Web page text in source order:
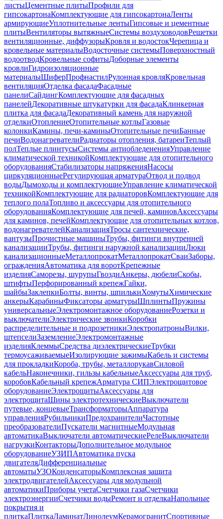
листыЦементные плитыПрофили для
гипсокартонаКомплектующие для гипсокартонаЛенты
армирующиеУплотнительные лентыГипсовые и цементные
плитыВентиляторы вытяжныеСистемы воздуховодовРешетки
вентиляционные, диффузорыКровля и водостокЧерепица и
кровельные материалыВодосточные системыПоверхностный
водоотводКровельные софитыДоборные элементы
кровлиГидроизоляционные
материалыШиферПрофнастилРулонная кровляКровельная
вентиляцияОтделка фасадаФасадные
панелиСайдингКомплектующие для фасадных
панелейДекоративные штукатурки для фасадаКлинкерная
плитка для фасадаДекоративный камень для наружной
отделкиОтоплениеОтопительные котлыГазовые
колонкиКамины, печи-каминыОтопительные печиБанные
печиВодонагревателиРадиаторы отопления, батареиТеплый
полТеплые плинтусыСистемы антиобледененияУправление
климатической техникойКомплектующие для отопительного
оборудованияСтабилизаторы напряженияНасосы
циркуляционныеРегулирующая арматураОтвод и подвод
водыДымоходы и комплектующиеУправление климатической
техникойКомплектующие для радиаторовКомплектующие для
теплого полаТопливо и аксессуары для отопительного
оборудованияКомплектующие для печей, каминовАксессуары
для каминов, печейКомплектующие для отопительных котлов,
водонагревателейКанализацияТросы сантехнические,
вантузыПрочистные машиныТрубы, фитинги внутренней
канализацииТрубы, фитинги наружной канализацииЛюки
канализационныеМеталлопрокатМеталлопрокатСваиЗаборы,
огражденияАвтоматика для воротКрепежные
изделияСаморезы, шурупыГвоздиАнкеры, дюбелиСкобы,
штифтыПерфорированный крепежГайки,
шайбыЗаклепкиБолты, винты, шпилькиХомутыХимические
анкерыКарабиныФиксаторы арматурыШплинтыПружины
универсальныеЭлектромонтажное оборудованиеРозетки и
выключателиЭлектрические звонкиКоробки
распределительные и подрозетникиЭлектропатроныВилки,
штепселиЗаземлениеЭлектромонтажные
изделияКлеммыСредства диэлектрическиеТрубки
термоусаживаемыеИзолирующие зажимыКабель и системы
для прокладкиКороба, трубы, металлорукавСиловой
кабельНаконечники, гильзы кабельныеАксессуары для труб,
коробовКабельный крепежАрматура СИПЭлектрощитовое
оборудованиеЭлектрощитыАксессуары для
электрощитаШины электротехническиеВыключатели
путевые, концевыеТрансформаторыАппаратура
управленияРубильникиПредохранителиЧастотные
преобразователиПускатели магнитныеМодульная
автоматикаВыключатели автоматическиеРелеВыключатели
нагрузкиКонтакторыДополнительное модульное
оборудованиеУЗИПАвтоматика пуска
двигателяДифференциальные
автоматыУЗОКонденсаторыКомплексная защита
электродвигателейАксессуары для модульной
автоматикиПриборы учетаСчетчики газаСчетчики
электроэнергииСчетчики водыРемонт и отделкаНапольные
покрытия и
плиткаПлиткаЛаминатЛинолеумКерамогранитСпортивные